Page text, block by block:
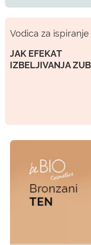
Vodica za ispiranje
JAK EFEKAT
IZBELJIVANJA